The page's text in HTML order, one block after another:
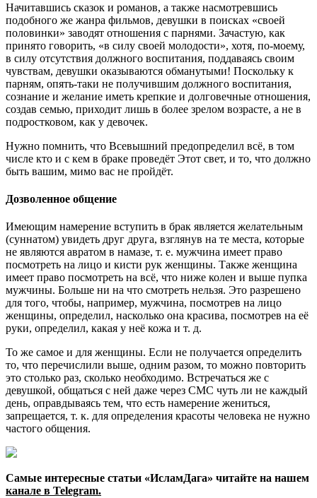
Начитавшись сказок и романов, а также насмотревшись
подобного же жанра фильмов, девушки в поисках «своей
половинки» заводят отношения с парнями. Зачастую, как
принято говорить, «в силу своей молодости», хотя, по-моему,
в силу отсутствия должного воспитания, поддаваясь своим
чувствам, девушки оказываются обманутыми! Поскольку к
парням, опять-таки не получившим должного воспитания,
сознание и желание иметь крепкие и долговечные отношения,
создав семью, приходит лишь в более зрелом возрасте, а не в
подростковом, как у девочек.
Нужно помнить, что Всевышний предопределил всё, в том
числе кто и с кем в браке проведёт Этот свет, и то, что должно
быть вашим, мимо вас не пройдёт.
Дозволенное общение
Имеющим намерение вступить в брак является желательным
(суннатом) увидеть друг друга, взглянув на те места, которые
не являются авратом в намазе, т. е. мужчина имеет право
посмотреть на лицо и кисти рук женщины. Также женщина
имеет право посмотреть на всё, что ниже колен и выше пупка
мужчины. Больше ни на что смотреть нельзя. Это разрешено
для того, чтобы, например, мужчина, посмотрев на лицо
женщины, определил, насколько она красива, посмотрев на её
руки, определил, какая у неё кожа и т. д.
То же самое и для женщины. Если не получается определить
то, что перечислили выше, одним разом, то можно повторить
это столько раз, сколько необходимо. Встречаться же с
девушкой, общаться с ней даже через СМС чуть ли не каждый
день, оправдываясь тем, что есть намерение жениться,
запрещается, т. к. для определения красоты человека не нужно
частого общения.
Самые интересные статьи «ИсламДага» читайте на нашем
канале в Telegram.